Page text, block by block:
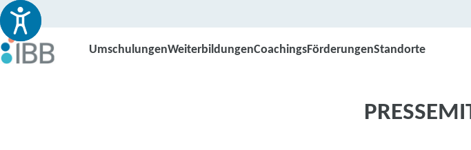
UmschulungenWeiterbildungenCoachingsFörderungenStandorte